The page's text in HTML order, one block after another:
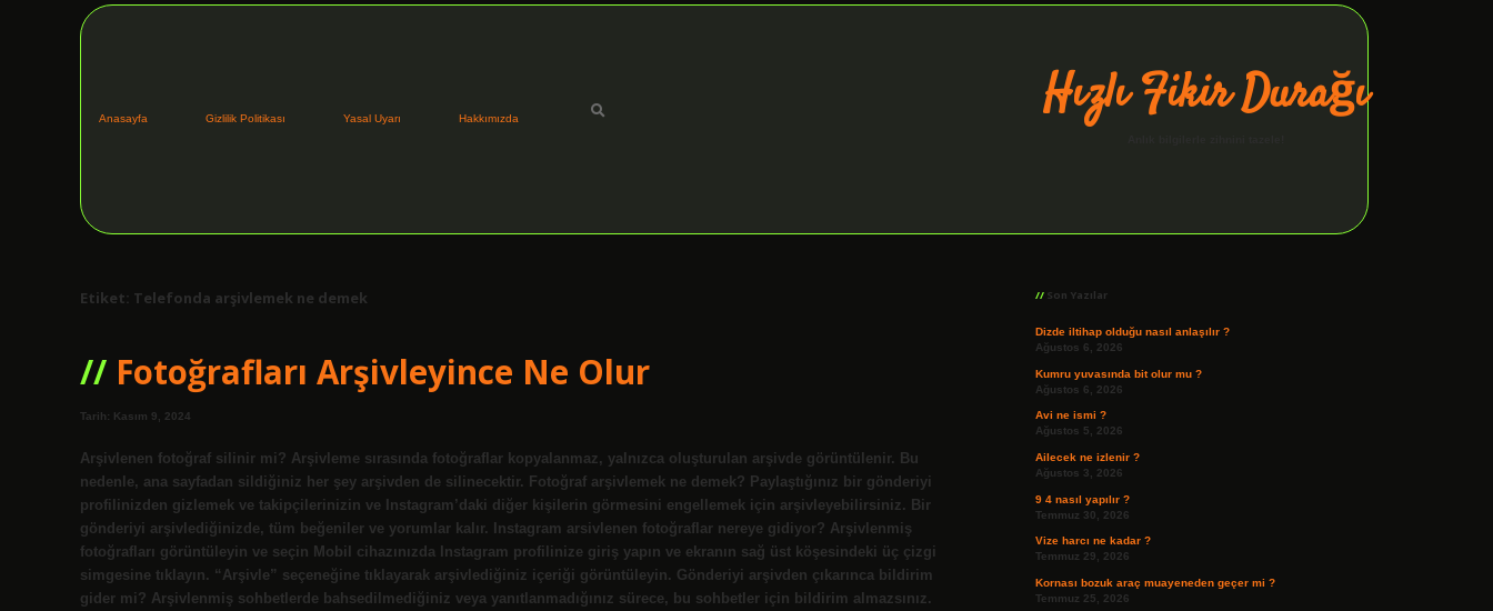
Anasayfa Gizlilik Politikası Yasal Uyarı Hakkımızda Hızlı Fikir Durağı
Etiket: Telefonda arşivlemek ne demek
Fotoğrafları Arşivleyince Ne Olur
Tarih: Kasım 9, 2024
Arşivlenen fotoğraf silinir mi? Arşivleme sırasında fotoğraflar kopyalanmaz, yalnızca oluşturulan arşivde görüntülenir. Bu
nedenle, ana sayfadan sildiğiniz her şey arşivden de silinecektir. Fotoğraf arşivlemek ne demek? Paylaştığınız bir gönderiyi
profilinizden gizlemek ve takipçilerinizin ve Instagram’daki diğer kişilerin görmesini engellemek için arşivleyebilirsiniz. Bir
gönderiyi arşivlediğinizde, tüm beğeniler ve yorumlar kalır. Instagram arsivlenen fotoğraflar nereye gidiyor? Arşivlenmiş
fotoğrafları görüntüleyin ve seçin Mobil cihazınızda Instagram profilinize giriş yapın ve ekranın sağ üst köşesindeki üç çizgi
simgesine tıklayın. “Arşivle” seçeneğine tıklayarak arşivlediğiniz içeriği görüntüleyin. Gönderiyi arşivden çıkarınca bildirim
gider mi? Arşivlenmiş sohbetlerde bahsedilmediğiniz veya yanıtlanmadığınız sürece, bu sohbetler için bildirim almazsınız.
Son Yazılar
Dizde iltihap olduğu nasıl anlaşılır ?
Ağustos 6, 2026
Kumru yuvasında bit olur mu ?
Ağustos 6, 2026
Avi ne ismi ?
Ağustos 5, 2026
Ailecek ne izlenir ?
Ağustos 3, 2026
9 4 nasıl yapılır ?
Temmuz 30, 2026
Vize harcı ne kadar ?
Temmuz 29, 2026
Kornası bozuk araç muayeneden geçer mi ?
Temmuz 25, 2026